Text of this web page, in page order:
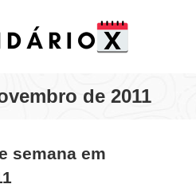
de 2011
semana em